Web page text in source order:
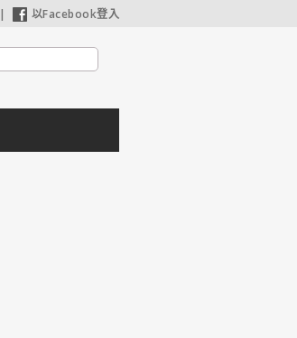
| 以Facebook登入